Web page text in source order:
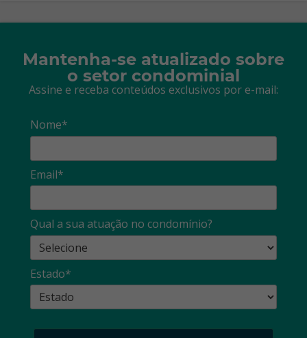
Mantenha-se atualizado sobre
o setor condominial
Assine e receba conteúdos exclusivos por e-mail:
Nome*
Email*
Qual a sua atuação no condomínio?
Estado*